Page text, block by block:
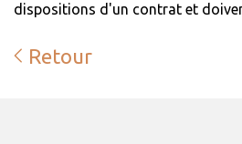
dispositions d'un contrat et
Retour